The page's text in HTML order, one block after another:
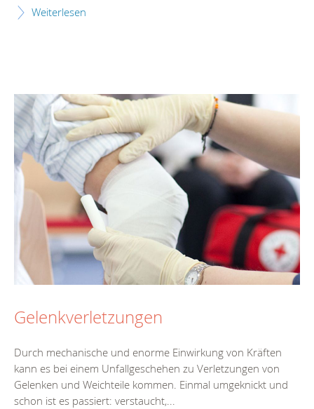
Weiterlesen
Gelenkverletzungen
Durch mechanische und enorme Einwirkung von Kräften
kann es bei einem Unfallgeschehen zu Verletzungen von
Gelenken und Weichteile kommen. Einmal umgeknickt und
schon ist es passiert: verstaucht,...